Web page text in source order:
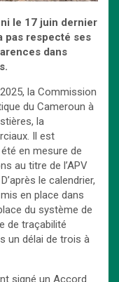
le 17 juin dernier
pas respecté ses
dans
la Commission
du Cameroun à
la
Il est
en mesure de
au titre de l’APV
le calendrier,
en place dans
du système de
de traçabilité
un délai de trois à
signé un Ac­cord